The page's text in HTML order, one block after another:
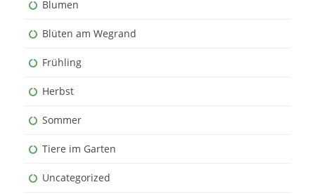
Blumen
Blüten am Wegrand
Frühling
Herbst
Sommer
Tiere im Garten
Uncategorized